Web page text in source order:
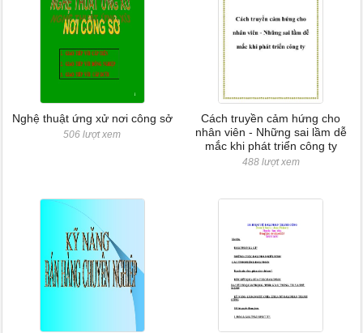
Nghệ thuật ứng xử nơi công sở
506 lượt xem
Cách truyền cảm hứng cho
nhân viên - Những sai lầm dễ
mắc khi phát triển công ty
488 lượt xem